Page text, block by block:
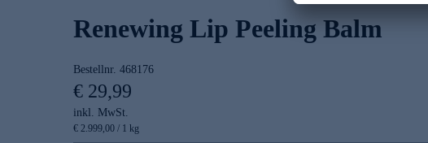
Renewing Lip Peeling Balm
Bestellnr. 468176
€ 29,99
inkl. MwSt.
€ 2.999,00 / 1 kg